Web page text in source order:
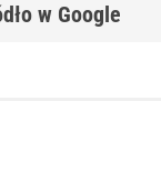
w Google